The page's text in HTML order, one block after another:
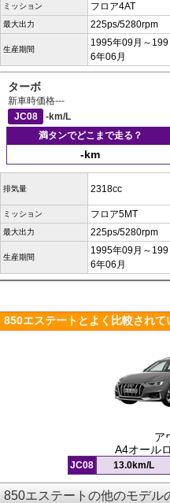
ミッション フロア4AT
最大出力 225ps/5280rpm
生産期間
1995年09月～199
6年06月
ターボ
新車時価格---
JC08
-km/L
満タンでどこまで走る？
-km
排気量 2318cc
ミッション フロア5MT
最大出力 225ps/5280rpm
生産期間
1995年09月～199
6年06月
850エステートとよく比較されて
ア
A4オール
JC08 13.0km/L
850エステートの他のモデル